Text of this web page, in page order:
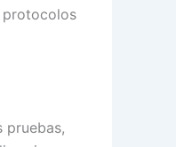
protocolos
pruebas,